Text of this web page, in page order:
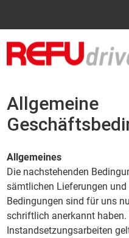
Allgemeine
Allgemeines
Die nachstehenden
sämtlichen Lieferungen und
Bedingungen sind für uns
schriftlich anerkannt haben.
Instandsetzungsarbeiten